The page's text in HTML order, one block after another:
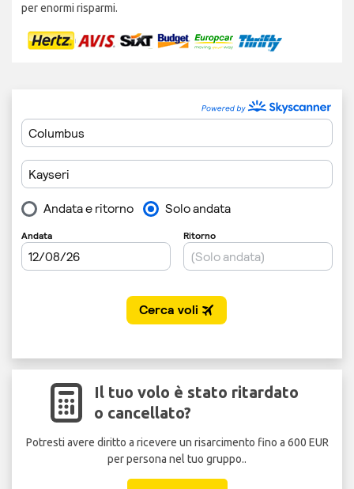
per enormi risparmi.
Il tuo volo è stato ritardato
o cancellato?
Potresti avere diritto a ricevere un risarcimento fino a 600 EUR
per persona nel tuo gruppo..